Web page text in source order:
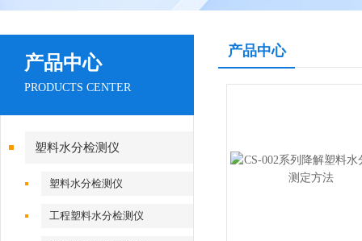
产品中心
PRODUCTS CENTER
塑料水分检测仪
塑料水分检测仪
工程塑料水分检测仪
产品中心